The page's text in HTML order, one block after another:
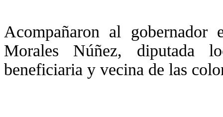
Acompañaron al
Morales Núñez, diputada
beneficiaria y vecina de las